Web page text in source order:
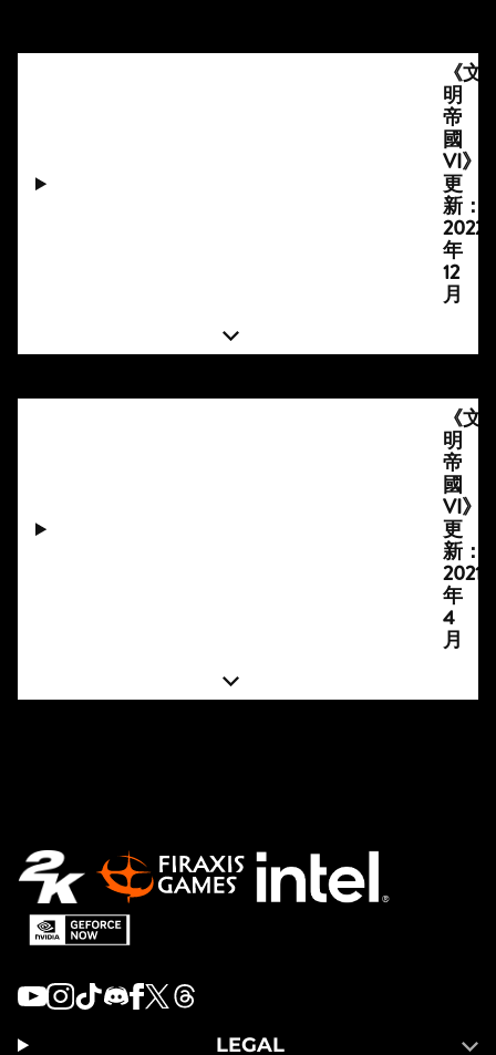
《文
明
帝
國
VI》
更
新：
2022
年
12
月
《文
明
帝
國
VI》
更
新：
2021
年
4
月
LEGAL